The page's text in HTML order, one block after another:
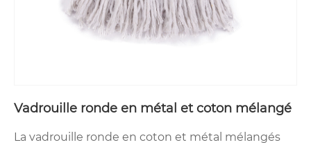
Vadrouille ronde en métal et coton mélangé
La vadrouille ronde en coton et métal mélangés